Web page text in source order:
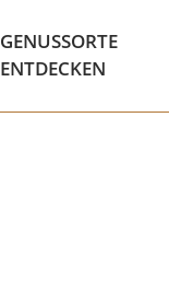
GENUSSORTE
ENTDECKEN